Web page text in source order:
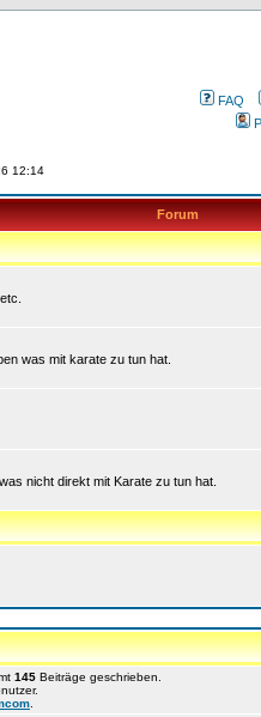
FAQ
12:14
Forum
was mit karate zu tun hat.
nicht direkt mit Karate zu tun hat.
145 Beiträge geschrieben.